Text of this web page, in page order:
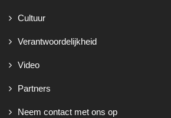
Cultuur
Verantwoordelijkheid
Video
Partners
Neem contact met ons op